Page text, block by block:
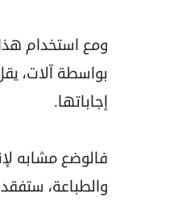
ومع استخدام
بواسطة آلات،
إجاباتها.
فالوضع مشابه
والطباعة،